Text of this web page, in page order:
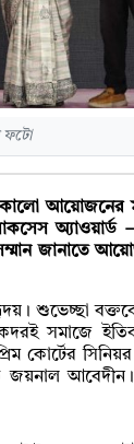
ফটো
আয়োজনের
অ্যাওয়ার্ড
সম্মান জানাতে
শুভেচ্ছা
সমাজে
কোর্টের
জয়নাল